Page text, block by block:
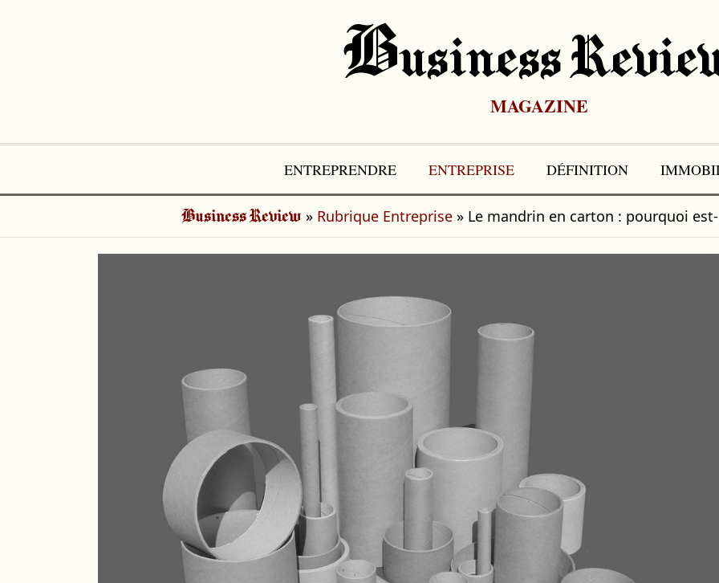
BUsiness
MAGAZINE
ENTREPRENDRE ENTREPRISE DÉFINITION
Business Review » Rubrique Entreprise » Le mandrin en carton : pourquoi